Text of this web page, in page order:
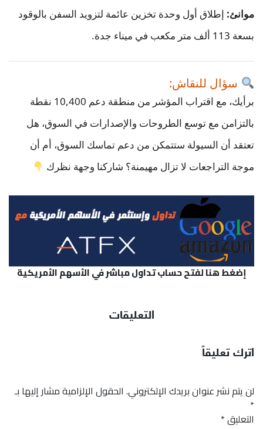
موانئ: إطلاق أول وحدة تخزين عائمة لتزويد السفن بالوقود
بسعة 113 ألف متر مكعب في ميناء جدة.
سؤال للنقاش:
برأيك، مع اقتراب المؤشر من منطقة دعم 10,400 نقطة
بالتزامن مع توسع الطروحات والإصدارات في السوق، هل
تعتقد أن السيولة ستتمكن من دعم تماسك السوق، أم أن
موجة التراجعات لا تزال مهيمنة؟ شاركنا وجهة نظرك
إضغط هنا لفتح حساب تداول مباشر في الأسهم الأمريكية
التعليقات
اترك تعليقاً
لن يتم نشر عنوان بريدك الإلكتروني. الحقول الإلزامية مشار إليها بـ
*
التعليق*